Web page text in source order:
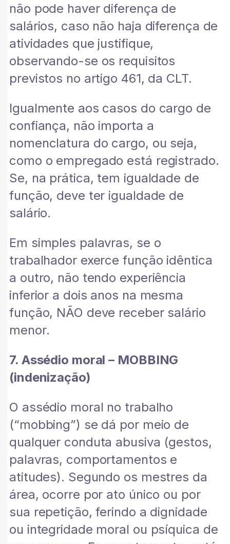
não pode haver diferença de
salários, caso não haja diferença de
atividades que justifique,
observando-se os requisitos
previstos no artigo 461, da CLT.
Igualmente aos casos do cargo de
confiança, não importa a
nomenclatura do cargo, ou seja,
como o empregado está registrado.
Se, na prática, tem igualdade de
função, deve ter igualdade de
salário.
Em simples palavras, se o
trabalhador exerce função idêntica
a outro, não tendo experiência
inferior a dois anos na mesma
função, NÃO deve receber salário
menor.
7. Assédio moral – MOBBING
(indenização)
O assédio moral no trabalho
(“mobbing”) se dá por meio de
qualquer conduta abusiva (gestos,
palavras, comportamentos e
atitudes). Segundo os mestres da
área, ocorre por ato único ou por
sua repetição, ferindo a dignidade
ou integridade moral ou psíquica de